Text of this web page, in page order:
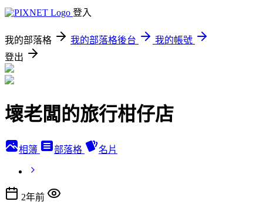
登入
我的部落格 我的部落格後台
我的帳號
登出
壞老闆的旅行柑仔店
相簿 部落格 名片
2年前